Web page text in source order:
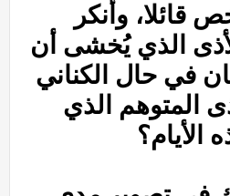
وأنكر
الذي يُخشى أن
في حال الكناني
المتوهم الذي
الأيام؟